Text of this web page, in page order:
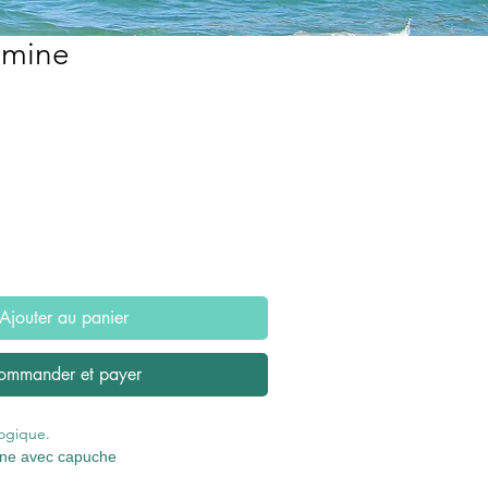
Ajouter au panier
et payer
avec capuche